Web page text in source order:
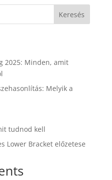
Keresés
2025: Minden, amit
Melyik a
tudnod kell
Lower Bracket előzetese